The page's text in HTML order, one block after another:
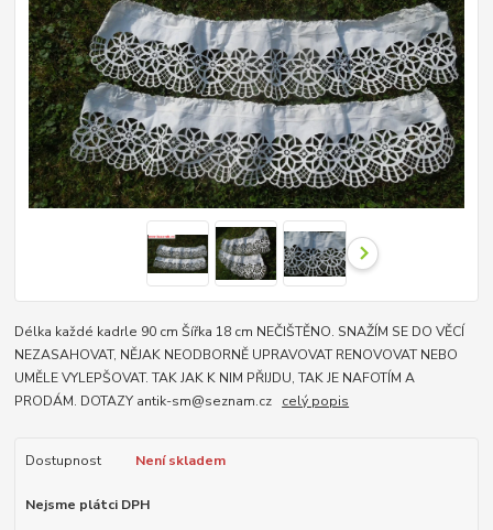
Délka každé kadrle 90 cm Šířka 18 cm NEČIŠTĚNO. SNAŽÍM SE DO VĚCÍ
NEZASAHOVAT, NĚJAK NEODBORNĚ UPRAVOVAT RENOVOVAT NEBO
UMĚLE VYLEPŠOVAT. TAK JAK K NIM PŘIJDU, TAK JE NAFOTÍM A
PRODÁM. DOTAZY antik-sm@seznam.cz celý popis
Dostupnost Není skladem
Nejsme plátci DPH